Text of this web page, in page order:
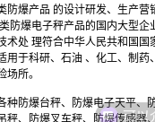
防爆产品 的设计研发、生产营
防爆电子秤产品的国内大型企
术处 理符合中华人民共和国国
用于科研、石油 、化工、制药
所。
种防爆台秤、防爆电子天平、
秤、防爆叉车秤、防爆传感器